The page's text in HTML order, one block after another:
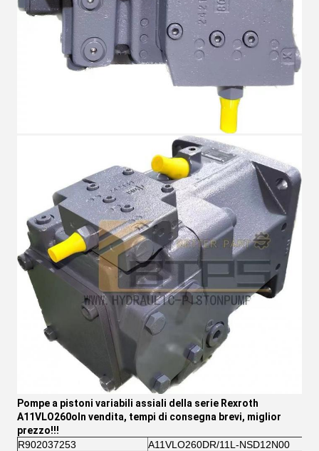
Pompe a pistoni variabili assiali della serie Rexroth
A11VLO260o In vendita, tempi di consegna brevi, miglior
prezzo!!!
R902037253
A11VLO260DR/11L-NSD12N00